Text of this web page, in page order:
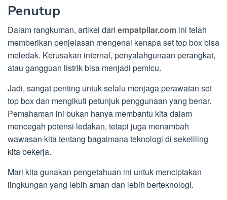
Penutup
Dalam rangkuman, artikel dari empatpilar.com ini telah
memberikan penjelasan mengenai kenapa set top box bisa
meledak. Kerusakan internal, penyalahgunaan perangkat,
atau gangguan listrik bisa menjadi pemicu.
Jadi, sangat penting untuk selalu menjaga perawatan set
top box dan mengikuti petunjuk penggunaan yang benar.
Pemahaman ini bukan hanya membantu kita dalam
mencegah potensi ledakan, tetapi juga menambah
wawasan kita tentang bagaimana teknologi di sekeliling
kita bekerja.
Mari kita gunakan pengetahuan ini untuk menciptakan
lingkungan yang lebih aman dan lebih berteknologi.